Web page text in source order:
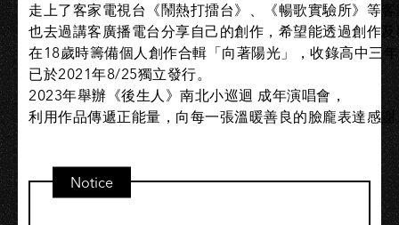
走上了客家電視台《鬧熱打擂台》、《暢歌實驗所》等
也去過講客廣播電台分享自己的創作，希望能透過創作
在18歲時籌備個人創作合輯「向著陽光」，收錄高中三
已於2021年8/25獨立發行。
2023年舉辦《後生人》南北小巡迴 成年演唱會，
利用作品傳遞正能量，向每一張溫暖善良的臉龐表達感謝
Notice